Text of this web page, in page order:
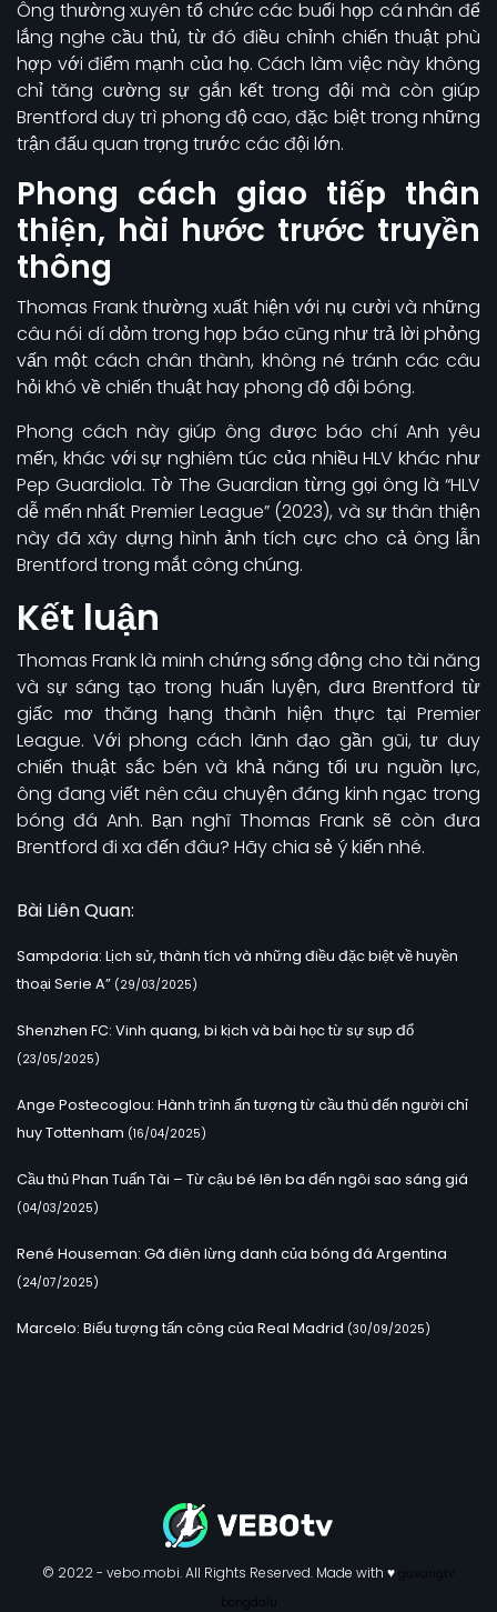
Ông thường xuyên tổ chức các buổi họp cá nhân để
lắng nghe cầu thủ, từ đó điều chỉnh chiến thuật phù
hợp với điểm mạnh của họ. Cách làm việc này không
chỉ tăng cường sự gắn kết trong đội mà còn giúp
Brentford duy trì phong độ cao, đặc biệt trong những
trận đấu quan trọng trước các đội lớn.
Phong cách giao tiếp thân
thiện, hài hước trước truyền
thông
Thomas Frank thường xuất hiện với nụ cười và những
câu nói dí dỏm trong họp báo cũng như trả lời phỏng
vấn một cách chân thành, không né tránh các câu
hỏi khó về chiến thuật hay phong độ đội bóng.
Phong cách này giúp ông được báo chí Anh yêu
mến, khác với sự nghiêm túc của nhiều HLV khác như
Pep Guardiola. Tờ The Guardian từng gọi ông là “HLV
dễ mến nhất Premier League” (2023), và sự thân thiện
này đã xây dựng hình ảnh tích cực cho cả ông lẫn
Brentford trong mắt công chúng.
Kết luận
Thomas Frank là minh chứng sống động cho tài năng
và sự sáng tạo trong huấn luyện, đưa Brentford từ
giấc mơ thăng hạng thành hiện thực tại Premier
League. Với phong cách lãnh đạo gần gũi, tư duy
chiến thuật sắc bén và khả năng tối ưu nguồn lực,
ông đang viết nên câu chuyện đáng kinh ngạc trong
bóng đá Anh. Bạn nghĩ Thomas Frank sẽ còn đưa
Brentford đi xa đến đâu? Hãy chia sẻ ý kiến nhé.
Bài Liên Quan:
Sampdoria: Lịch sử, thành tích và những điều đặc biệt về huyền
thoại Serie A” (29/03/2025)
Shenzhen FC: Vinh quang, bi kịch và bài học từ sự sụp đổ
(23/05/2025)
Ange Postecoglou: Hành trình ấn tượng từ cầu thủ đến người chỉ
huy Tottenham (16/04/2025)
Cầu thủ Phan Tuấn Tài – Từ cậu bé lên ba đến ngôi sao sáng giá
(04/03/2025)
René Houseman: Gã điên lừng danh của bóng đá Argentina
(24/07/2025)
Marcelo: Biểu tượng tấn công của Real Madrid (30/09/2025)
© 2022 - vebo.mobi. All Rights Reserved. Made with ♥ gavangtv
bongdalu